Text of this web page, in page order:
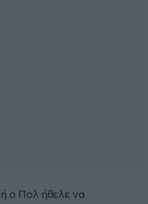
ο Πολ ήθελε να